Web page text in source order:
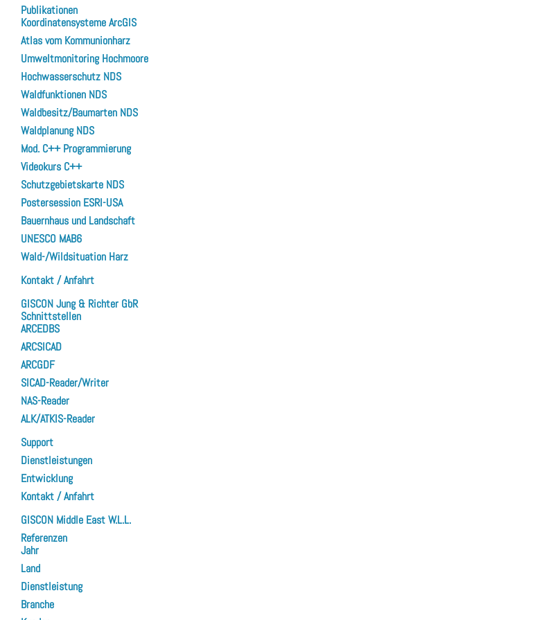
Publikationen
Koordinatensysteme ArcGIS
Atlas vom Kommunionharz
Umweltmonitoring Hochmoore
Hochwasserschutz NDS
Waldfunktionen NDS
Waldbesitz/Baumarten NDS
Waldplanung NDS
Mod. C++ Programmierung
Videokurs C++
Schutzgebietskarte NDS
Postersession ESRI-USA
Bauernhaus und Landschaft
UNESCO MAB6
Wald-/Wildsituation Harz
Kontakt / Anfahrt
GISCON Jung & Richter GbR
Schnittstellen
ARCEDBS
ARCSICAD
ARCGDF
SICAD-Reader/Writer
NAS-Reader
ALK/ATKIS-Reader
Support
Dienstleistungen
Entwicklung
Kontakt / Anfahrt
GISCON Middle East W.L.L.
Referenzen
Jahr
Land
Dienstleistung
Branche